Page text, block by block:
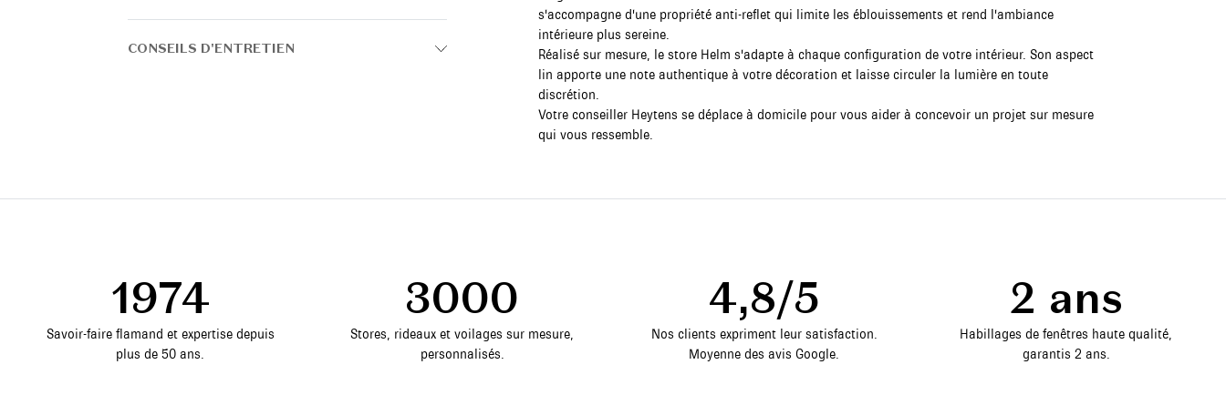
CONSEILS D'ENTRETIEN
s'accompagne d'une propriété anti-reflet qui limite les éblouissements et rend l'ambiance
intérieure plus sereine.
Réalisé sur mesure, le store Helm s'adapte à chaque configuration de votre intérieur. Son aspect
lin apporte une note authentique à votre décoration et laisse circuler la lumière en toute
discrétion.
Votre conseiller Heytens se déplace à domicile pour vous aider à concevoir un projet sur mesure
qui vous ressemble.
1974
Savoir-faire flamand et expertise depuis
plus de 50 ans.
3000
Stores, rideaux et voilages sur mesure,
personnalisés.
4,8/5
Nos clients expriment leur satisfaction.
Moyenne des avis Google.
2 ans
Habillages de fenêtres haute qualité,
garantis 2 ans.